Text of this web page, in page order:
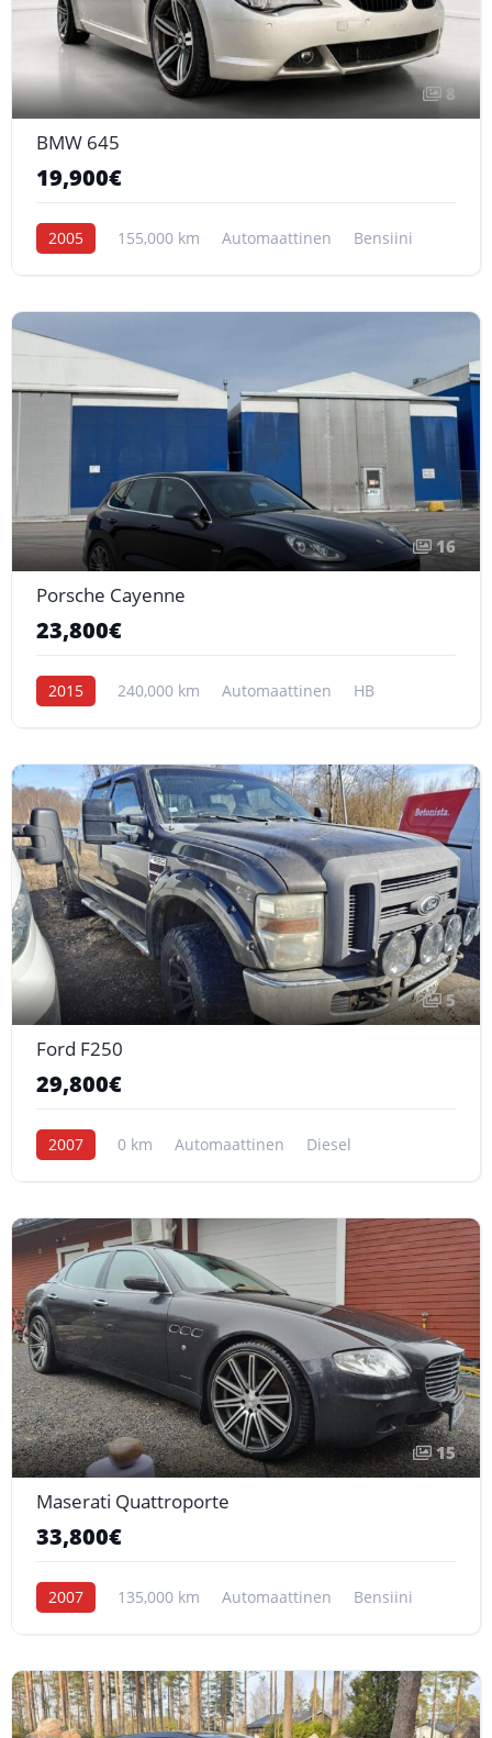
8
BMW 645
19,900€
2005 155,000 km Automaattinen Bensiini
16
Porsche Cayenne
23,800€
2015 240,000 km Automaattinen HB
5
Ford F250
29,800€
2007 0 km Automaattinen Diesel
15
Maserati Quattroporte
33,800€
2007 135,000 km Automaattinen Bensiini